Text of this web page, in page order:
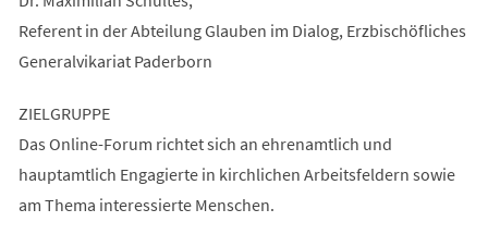
Referent in der Abteilung Glauben im Dialog, Erzbischöfliches
Generalvikariat Paderborn
ZIELGRUPPE
Das Online-Forum richtet sich an ehrenamtlich und
hauptamtlich Engagierte in kirchlichen Arbeitsfeldern sowie
am Thema interessierte Menschen.